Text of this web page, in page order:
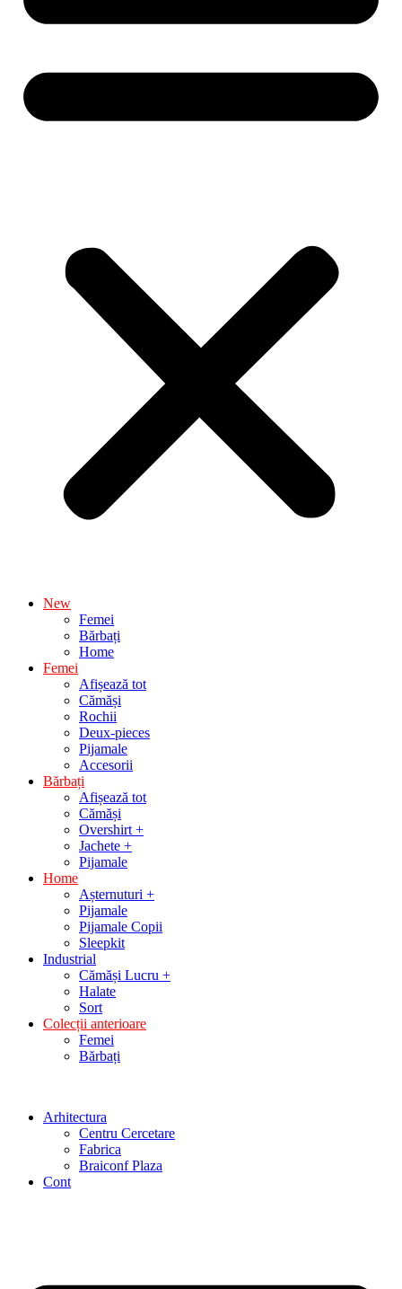
New
Femei
Bărbați
Home
Femei
Afișează tot
Cămăși
Rochii
Deux-pieces
Pijamale
Accesorii
Bărbați
Afișează tot
Cămăși
Overshirt +
Jachete +
Pijamale
Home
Așternuturi +
Pijamale
Pijamale Copii
Sleepkit
Industrial
Cămăși Lucru +
Halate
Sort
Colecții anterioare
Femei
Bărbați
Arhitectura
Centru Cercetare
Fabrica
Braiconf Plaza
Cont